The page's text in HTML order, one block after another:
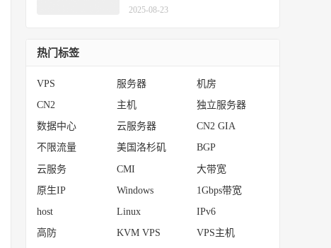
2025-08-23
热门标签
VPS 服务器 机房
CN2 主机 独立服务器
数据中心 云服务器 CN2 GIA
不限流量 美国洛杉矶 BGP
云服务 CMI 大带宽
原生IP Windows 1Gbps带宽
host Linux IPv6
高防 KVM VPS VPS主机